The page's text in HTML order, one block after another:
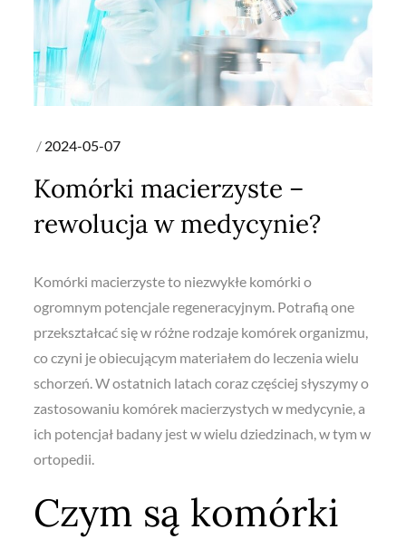
Posted
2024-05-07
Komórki macierzyste –
rewolucja w medycynie?
Komórki macierzyste to niezwykłe komórki o
ogromnym potencjale regeneracyjnym. Potrafią one
przekształcać się w różne rodzaje komórek organizmu,
co czyni je obiecującym materiałem do leczenia wielu
schorzeń. W ostatnich latach coraz częściej słyszymy o
zastosowaniu komórek macierzystych w medycynie, a
ich potencjał badany jest w wielu dziedzinach, w tym w
ortopedii.
Czym są komórki